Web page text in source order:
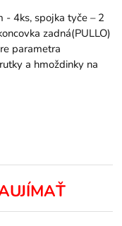
4ks, spojka tyče – 2
zadná(PULLO)
parametra
a hmoždinky na